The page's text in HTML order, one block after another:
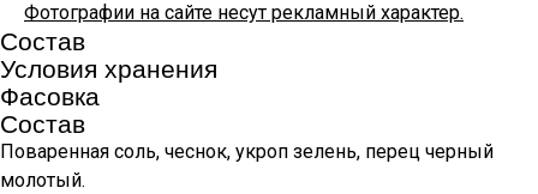
Фотографии на сайте несут рекламный характер.
Состав
Условия хранения
Фасовка
Состав
Поваренная соль, чеснок, укроп зелень, перец черный
молотый.